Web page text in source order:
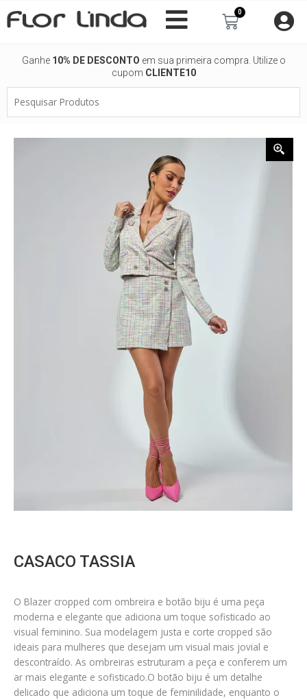
para
0
Carrinho
Ganhe 10% DE DESCONTO em sua primeira compra. Utilize o
cupom CLIENTE10
Produtos
CASACO TASSIA
O Blazer cropped com ombreira e botão biju é uma peça
moderna e elegante que adiciona um toque sofisticado ao
visual feminino. Sua modelagem justa e corte cropped são
ideais para mulheres que desejam um visual mais jovial e
descontraído. As ombreiras estruturam a peça e conferem um
ar mais elegante e sofisticado.O botão biju é um detalhe
delicado que adiciona um toque de feminilidade, enquanto o